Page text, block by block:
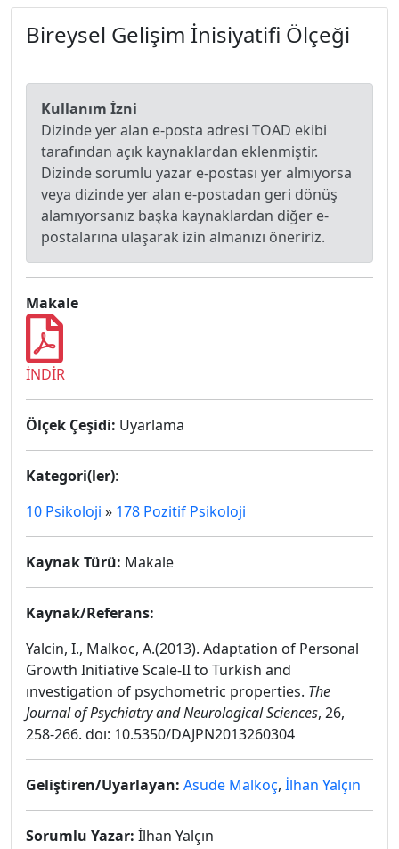
Bireysel Gelişim İnisiyatifi Ölçeği
Kullanım İzni
Dizinde yer alan e-posta adresi TOAD ekibi
tarafından açık kaynaklardan eklenmiştir.
Dizinde sorumlu yazar e-postası yer almıyorsa
veya dizinde yer alan e-postadan geri dönüş
alamıyorsanız başka kaynaklardan diğer e-
postalarına ulaşarak izin almanızı öneririz.
Makale
İNDİR
Ölçek Çeşidi: Uyarlama
Kategori(ler):
10 Psikoloji » 178 Pozitif Psikoloji
Kaynak Türü: Makale
Kaynak/Referans:
Yalcin, I., Malkoc, A.(2013). Adaptation of Personal
Growth Initiative Scale-II to Turkish and
ınvestigation of psychometric properties. The
Journal of Psychiatry and Neurological Sciences, 26,
258-266. doı: 10.5350/DAJPN2013260304
Geliştiren/Uyarlayan: Asude Malkoç, İlhan Yalçın
Sorumlu Yazar: İlhan Yalçın